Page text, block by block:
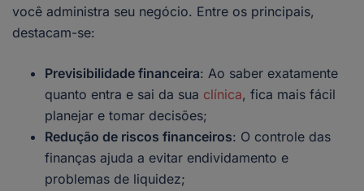
você administra seu negócio. Entre os principais,
destacam-se:
Previsibilidade financeira: Ao saber exatamente
quanto entra e sai da sua clínica, fica mais fácil
planejar e tomar decisões;
Redução de riscos financeiros: O controle das
finanças ajuda a evitar endividamento e
problemas de liquidez;